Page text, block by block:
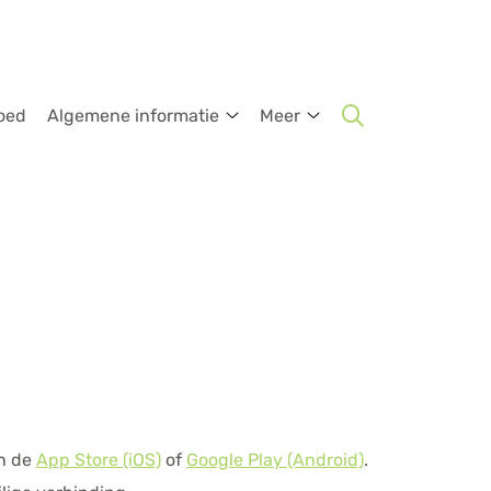
Algemene informatie
Meer
de App Store (iOS) of Google Play (Android).